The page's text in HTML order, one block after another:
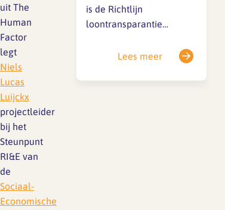
uit The
Human
Factor
legt
Niels
Lucas
Luijckx
projectleider
bij het
Steunpunt
RI&E van
de
Sociaal-
Economische
hoogte. 📌 Belangrijke…
is de Richtlijn
loontransparantie
Het doel van deze
inzicht te geven in
Lees meer